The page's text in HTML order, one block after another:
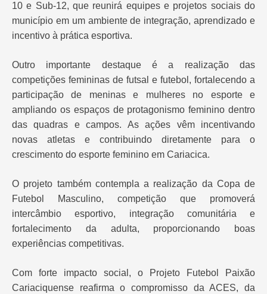
10 e Sub-12, que reunirá equipes e projetos sociais do
município em um ambiente de integração, aprendizado e
incentivo à prática esportiva.
Outro importante destaque é a realização das
competições femininas de futsal e futebol, fortalecendo a
participação de meninas e mulheres no esporte e
ampliando os espaços de protagonismo feminino dentro
das quadras e campos. As ações vêm incentivando
novas atletas e contribuindo diretamente para o
crescimento do esporte feminino em Cariacica.
O projeto também contempla a realização da Copa de
Futebol Masculino, competição que promoverá
intercâmbio esportivo, integração comunitária e
fortalecimento da adulta, proporcionando boas
experiências competitivas.
Com forte impacto social, o Projeto Futebol Paixão
Cariaciquense reafirma o compromisso da ACES, da